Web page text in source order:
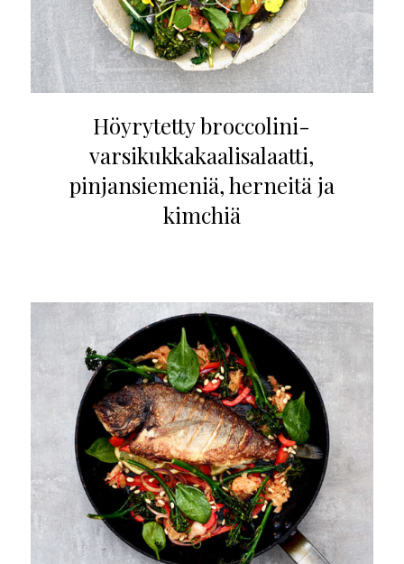
Höyrytetty broccolini-
varsikukkakaalisalaatti,
pinjansiemeniä, herneitä ja
kimchiä